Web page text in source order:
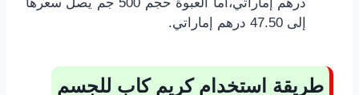
إلى 47.50 درهم إماراتي.
طريقة استخدام كريم كاب للجسم